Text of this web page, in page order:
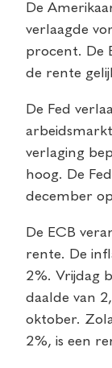
De
verlaagde
procent. De
de rente
De Fed
verlaging
hoog. De
december
De ECB
rente. De
2%. Vrijdag
daalde van
oktober.
2%, is een